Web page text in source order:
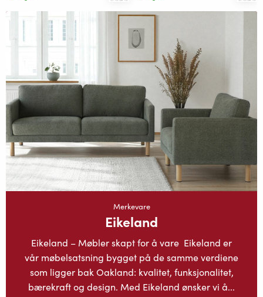
Merkevare
Eikeland
Eikeland – Møbler skapt for å vare Eikeland er
vår møbelsatsning bygget på de samme verdiene
som ligger bak Oakland: kvalitet, funksjonalitet,
bærekraft og design. Med Eikeland ønsker vi å...